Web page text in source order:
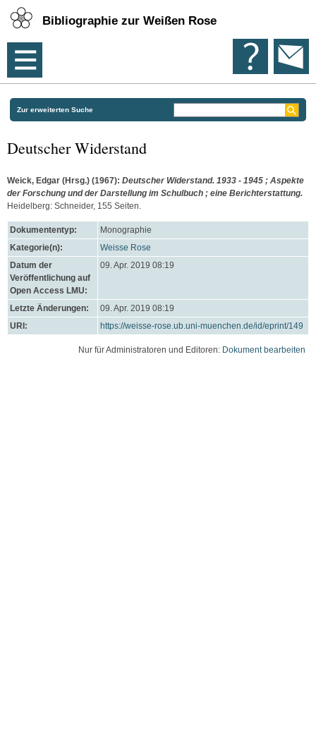
Bibliographie zur Weißen Rose
Zur erweiterten Suche
Deutscher Widerstand
Weick, Edgar (Hrsg.) (1967): Deutscher Widerstand. 1933 - 1945 ; Aspekte
der Forschung und der Darstellung im Schulbuch ; eine Berichterstattung.
Heidelberg: Schneider, 155 Seiten.
Dokumententyp:
Monographie
Kategorie(n):
Weisse Rose
Datum der
Veröffentlichung auf
Open Access LMU:
09. Apr. 2019 08:19
Letzte Änderungen:
09. Apr. 2019 08:19
URI:
https://weisse-rose.ub.uni-muenchen.de/id/eprint/149
Nur für Administratoren und Editoren: Dokument bearbeiten